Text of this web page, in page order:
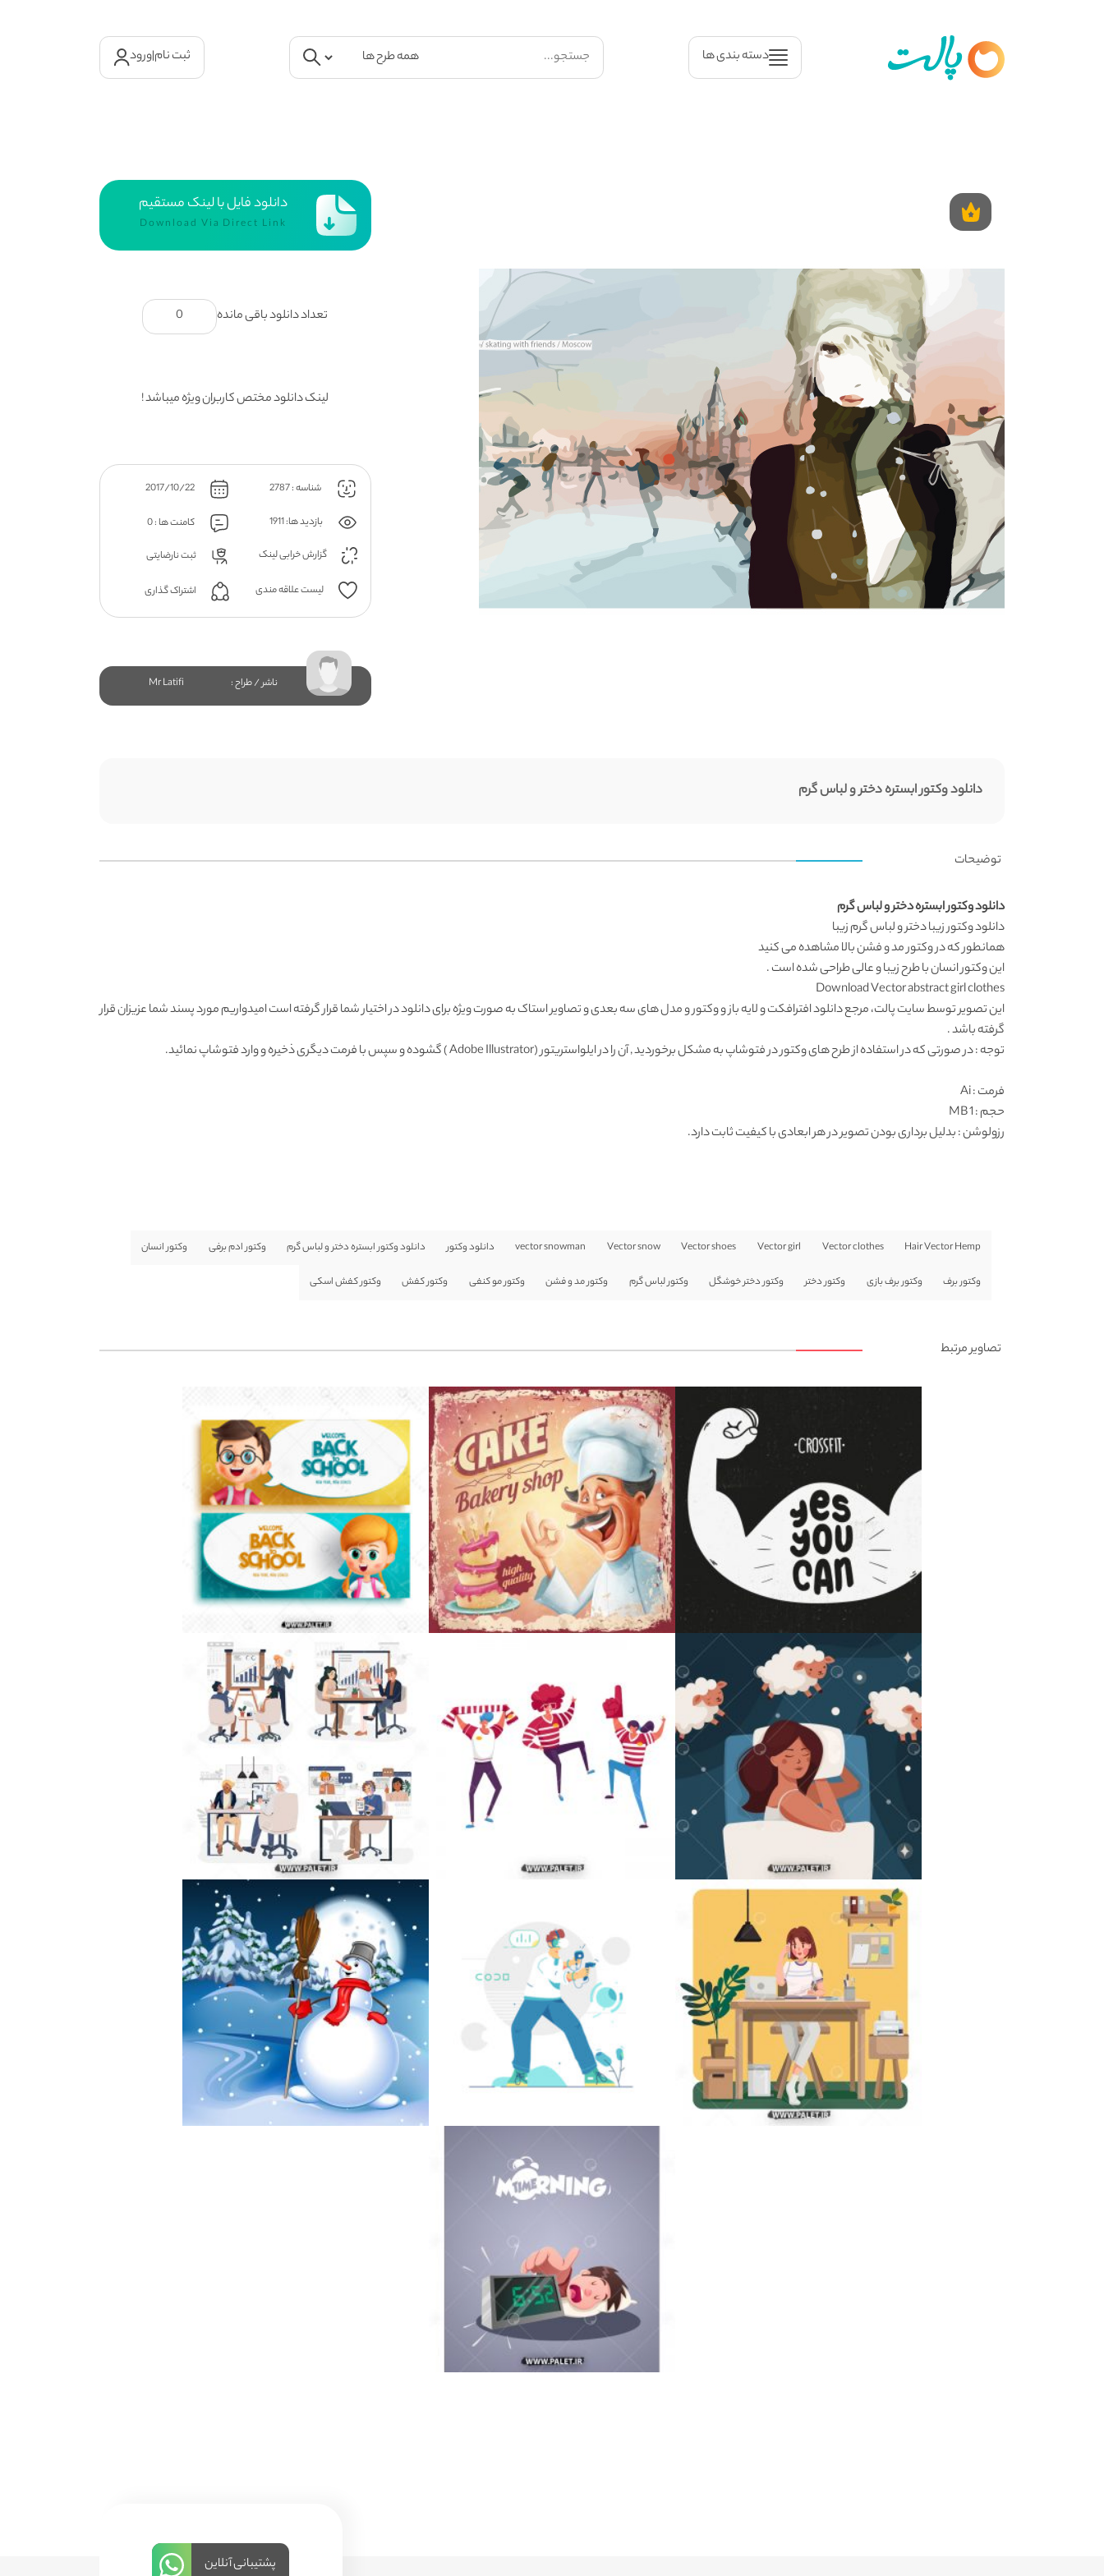
دسته بندی ها ثبت نام|ورود
دانلود فایل با لینک مستقیم
Download Via Direct Link
تعداد دانلود باقی مانده 0
لینک دانلود مختص کاربران ویژه میباشد !
شناسه : 2787 2017/10/22
بازدید ها: 1911
کامنت ها : 0
گزارش خرابی لینک
ثبت نارضایتی
لیست علاقه مندی اشتراک گذاری
ناشر / طراح : Mr Latifi
دانلود وکتور ابستره دختر و لباس گرم
توضیحات
دانلود وکتور ابستره دختر و لباس گرم
دانلود وکتورزیبا دختر و لباس گرم زیبا
همانطور که دروکتور مد و فشنبالا مشاهده می کنید
اینوکتور انسانبا طرح زیبا و عالی طراحی شده است .
Download Vector abstract girl clothes
این تصویر توسطسایت پالت، مرجعدانلود افترافکتو لایه باز و وکتور و مدل های سه بعدی و تصاویر استاک به صورت ویژه برای دانلود در اختیار شما قرار گرفته است امیدواریم مورد پسند شما عزیزان قرار
گرفته باشد .
توجه : در صورتی که در استفاده از طرح های وکتور در فتوشاپ به مشکل برخوردید , آن را در ایلواستریتور (Adobe Illustrator ) گشوده و سپس با فرمت دیگری ذخیره و وارد فتوشاپ نمائید.
فرمت: Ai
حجم : 1 MB
رزولوشن: بدلیل برداری بودن تصویر در هر ابعادی با کیفیت ثابت دارد.
Hair Vector Hemp
Vector clothes
Vector girl
Vector shoes
Vector snow
vector snowman دانلود وکتور دانلود وکتور ابستره دختر و لباس گرم وکتور ادم برفی وکتور انسان
وکتور برف وکتور برف بازی وکتور دختر وکتور دختر خوشگل وکتور لباس گرم وکتور مد و فشن وکتور مو کنفی وکتور کفش وکتور کفش اسکی
تصاویر مرتبط
پشتیبانی آنلاین